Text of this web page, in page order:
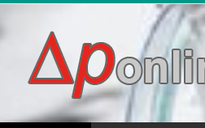
Delta
p
–
Pumpen
Systeme